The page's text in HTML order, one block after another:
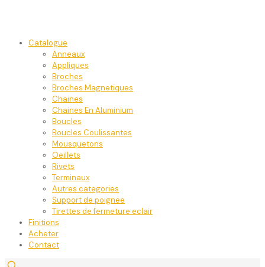
Catalogue
Anneaux
Appliques
Broches
Broches Magnetiques
Chaines
Chaines En Aluminium
Boucles
Boucles Coulissantes
Mousquetons
Oeillets
Rivets
Terminaux
Autres categories
Support de poignee
Tirettes de fermeture eclair
Finitions
Acheter
Contact